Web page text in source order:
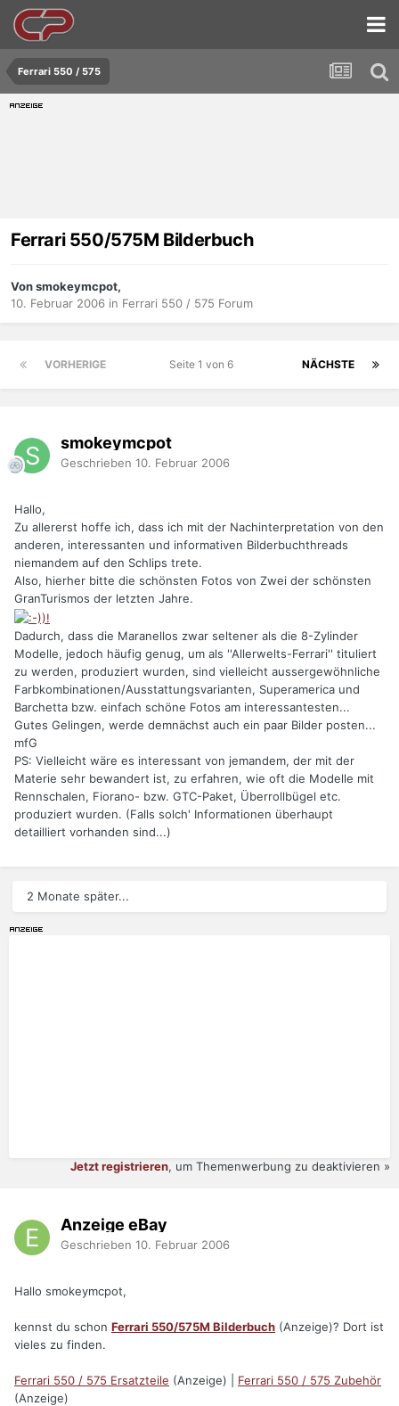
Ferrari 550 / 575
Ferrari 550/575M Bilderbuch
Von smokeymcpot,
10. Februar 2006 in Ferrari 550 / 575 Forum
VORHERIGE NÄCHSTE
Seite 1 von 6
smokeymcpot
Geschrieben 10. Februar 2006
Hallo,
Zu allererst hoffe ich, dass ich mit der Nachinterpretation von den
anderen, interessanten und informativen Bilderbuchthreads
niemandem auf den Schlips trete.
Also, hierher bitte die schönsten Fotos von Zwei der schönsten
GranTurismos der letzten Jahre.
Dadurch, dass die Maranellos zwar seltener als die 8-Zylinder
Modelle, jedoch häufig genug, um als ''Allerwelts-Ferrari'' tituliert
zu werden, produziert wurden, sind vielleicht aussergewöhnliche
Farbkombinationen/Ausstattungsvarianten, Superamerica und
Barchetta bzw. einfach schöne Fotos am interessantesten...
Gutes Gelingen, werde demnächst auch ein paar Bilder posten...
mfG
PS: Vielleicht wäre es interessant von jemandem, der mit der
Materie sehr bewandert ist, zu erfahren, wie oft die Modelle mit
Rennschalen, Fiorano- bzw. GTC-Paket, Überrollbügel etc.
produziert wurden. (Falls solch' Informationen überhaupt
detailliert vorhanden sind...)
2 Monate später...
Jetzt registrieren, um Themenwerbung zu deaktivieren »
Anzeige eBay
Geschrieben 10. Februar 2006
Hallo smokeymcpot,
kennst du schon Ferrari 550/575M Bilderbuch (Anzeige)? Dort ist
vieles zu finden.
Ferrari 550 / 575 Ersatzteile (Anzeige) | Ferrari 550 / 575 Zubehör
(Anzeige)